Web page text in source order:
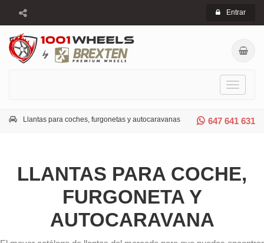
Entrar
Toggle
647 641 631
Llantas para coches, furgonetas y autocaravanas
LLANTAS PARA COCHE,
FURGONETA Y
AUTOCARAVANA